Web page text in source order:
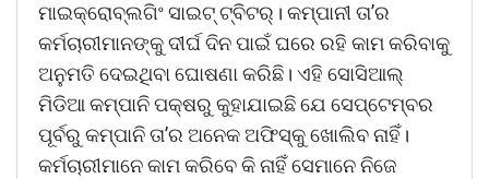
ମାଇକ୍ରୋବ୍ଲଗିଂ ସାଇଟ୍‌ ଟ୍ବିଟର୍‌। କମ୍ପାନୀ ତା’ର
କର୍ମଚାରୀମାନଙ୍କୁ ଦୀର୍ଘ ଦିନ ପାଇଁ ଘରେ ରହି କାମ କରିବାକୁ
ଅନୁମତି ଦେଇଥିବା ଘୋଷଣା କରିଛି। ଏହି ସୋସିଆଲ୍‌
ମିଡିଆ କମ୍ପାନି ପକ୍ଷରୁ କୁହାଯାଇଛି ଯେ ସେପ୍ଟେମ୍ବର
ପୂର୍ବରୁ କମ୍ପାନି ତା’ର ଅନେକ ଅଫିସ୍‌କୁ ଖୋଲିବ ନାହିଁ।
କର୍ମଚାରୀମାନେ କାମ କରିବେ କି ନାହିଁ ସେମାନେ ନିଜେ